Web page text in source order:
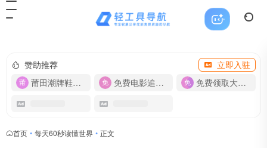
赞助推荐
立即入驻
莆田潮牌鞋服-货源
免费电影追剧APP 免费领取大流量卡【500G】
首页 • 每天60秒读懂世界 • 正文